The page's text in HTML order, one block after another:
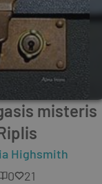
misteris
Highsmith
0
21